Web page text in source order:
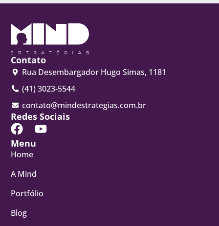
Contato
Rua Desembargador Hugo Simas, 1181
(41) 3023-5544
contato@mindestrategias.com.br
Redes Sociais
Menu
Home
A Mind
Portfólio
Blog